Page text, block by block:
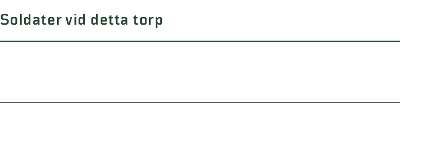
Soldater vid detta torp